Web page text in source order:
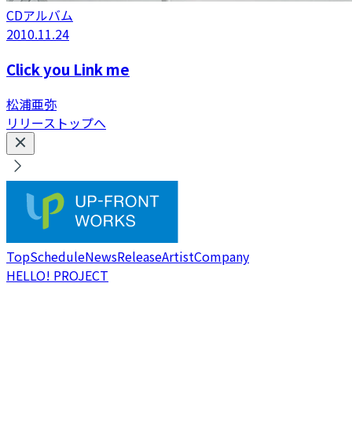
CDアルバム
2010.11.24
Click you Link me
松浦亜弥
リリーストップへ
TopScheduleNewsReleaseArtistCompany
HELLO! PROJECT